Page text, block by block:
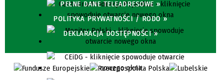
PEŁNE DANE TELEADRESOWE »
POLITYKA PRYWATNOŚCI / RODO »
DEKLARACJA DOSTĘPNOŚCI »